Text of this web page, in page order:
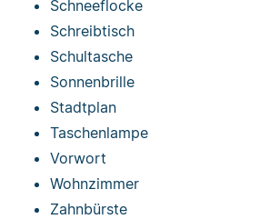
Schneeflocke
Schreibtisch
Schultasche
Sonnenbrille
Stadtplan
Taschenlampe
Vorwort
Wohnzimmer
Zahnbürste